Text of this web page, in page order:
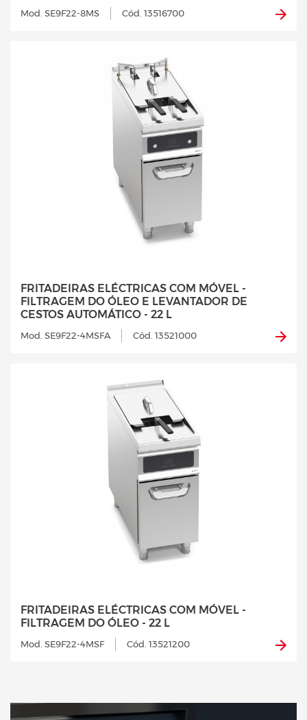
Mod. SE9F22-8MS Cód. 13516700
FRITADEIRAS ELÉCTRICAS COM MÓVEL -
FILTRAGEM DO ÓLEO E LEVANTADOR DE
CESTOS AUTOMÁTICO - 22 L
Mod. SE9F22-4MSFA Cód. 13521000
FRITADEIRAS ELÉCTRICAS COM MÓVEL -
FILTRAGEM DO ÓLEO - 22 L
Mod. SE9F22-4MSF Cód. 13521200